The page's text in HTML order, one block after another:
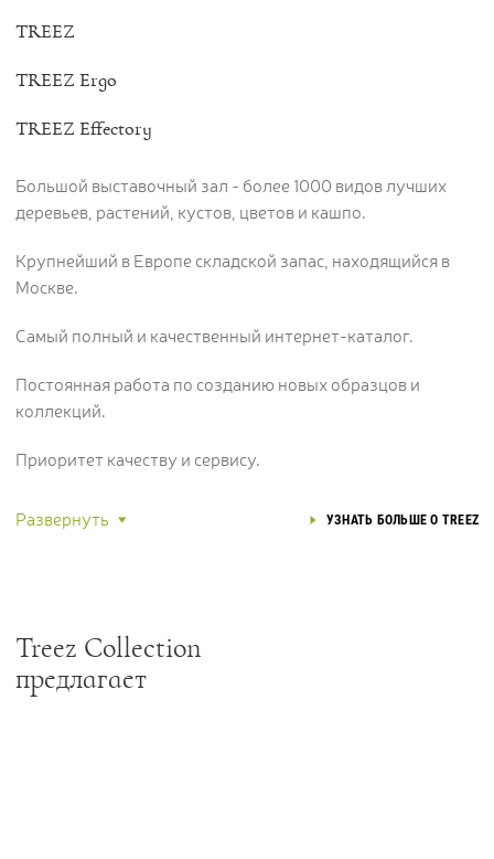
TREEZ
TREEZ Ergo
TREEZ Effectory
Большой выставочный зал - более 1000 видов лучших
деревьев, растений, кустов, цветов и кашпо.
Крупнейший в Европе складской запас, находящийся в
Москве.
Самый полный и качественный интернет-каталог.
Постоянная работа по созданию новых образцов и
коллекций.
Приоритет качеству и сервису.
Развернуть УЗНАТЬ БОЛЬШЕ О TREEZ
Treez Collection
предлагает